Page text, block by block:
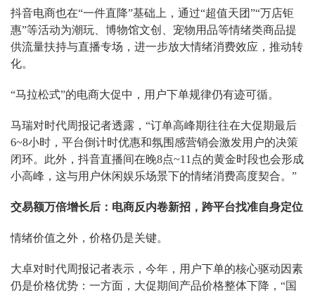
抖音电商也在“一件直降”基础上，通过“超值天团”“万店钜
惠”等活动为潮玩、博物馆文创、宠物用品等情绪类商品提
供流量扶持与直播专场，进一步放大情绪消费效应，推动转
化。
“马拉松式”的电商大促中，用户下单规律仍有迹可循。
马瑞对时代周报记者透露，“订单高峰期往往在大促期最后
6~8小时，平台倒计时优惠和氛围感营销会激发用户的决策
闭环。此外，抖音直播间在晚8点~11点的黄金时段也会形成
小高峰，这与用户休闲娱乐场景下的情绪消费高度契合。”
交易额万倍增长后： 电商反内卷新招 ， 跨平台找准自身定位
情绪价值之外，价格仍是关键。
大卓对时代周报记者表示，今年，用户下单的核心驱动因素
仍是价格优势：一方面，大促期间产品价格整体下降，“国